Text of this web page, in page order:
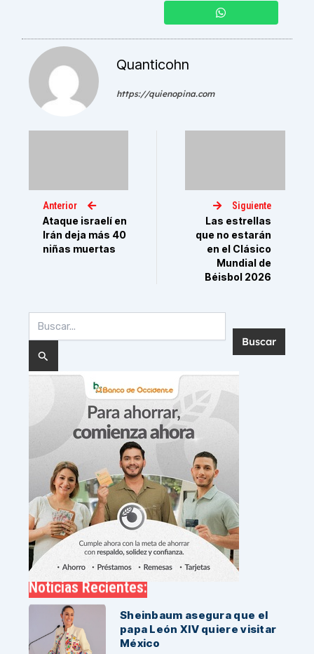
Quanticohn
https://quienopina.com
Anterior
Ataque israelí en
Irán deja más 40
niñas muertas
Siguiente
Las estrellas
que no estarán
en el Clásico
Mundial de
Béisbol 2026
por:
Noticias Recientes:
Sheinbaum asegura que el
papa León XIV quiere visitar
México